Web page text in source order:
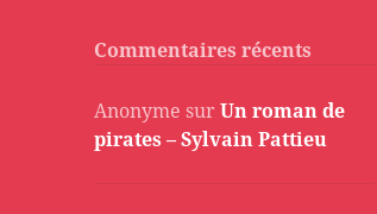
Commentaires récents
Anonyme surUn roman de
pirates – Sylvain Pattieu